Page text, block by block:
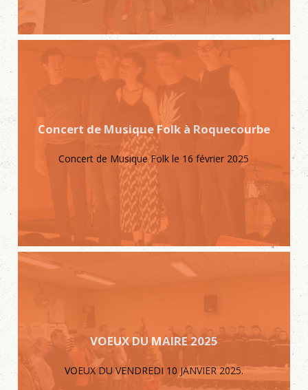
Concert de Musique Folk à Roquecourbe
Concert de Musique Folk le 16 février 2025
VOEUX DU MAIRE 2025
VOEUX DU VENDREDI 10 JANVIER 2025.